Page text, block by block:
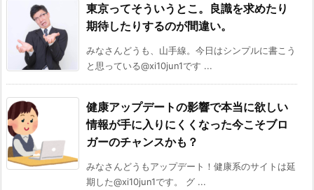
東京ってそういうとこ。良識を求めたり
期待したりするのが間違い。
みなさんどうも、山手線。今日はシンプルに書こう
と思っている@xi10jun1です ...
健康アップデートの影響で本当に欲しい
情報が手に入りにくくなった今こそブロ
ガーのチャンスかも？
みなさんどうもアップデート！健康系のサイトは延
期した@xi10jun1です。 グ ...